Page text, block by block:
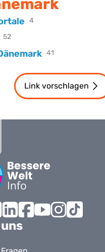
4
52
41
Link vorschlagen
LinkedInFacebook